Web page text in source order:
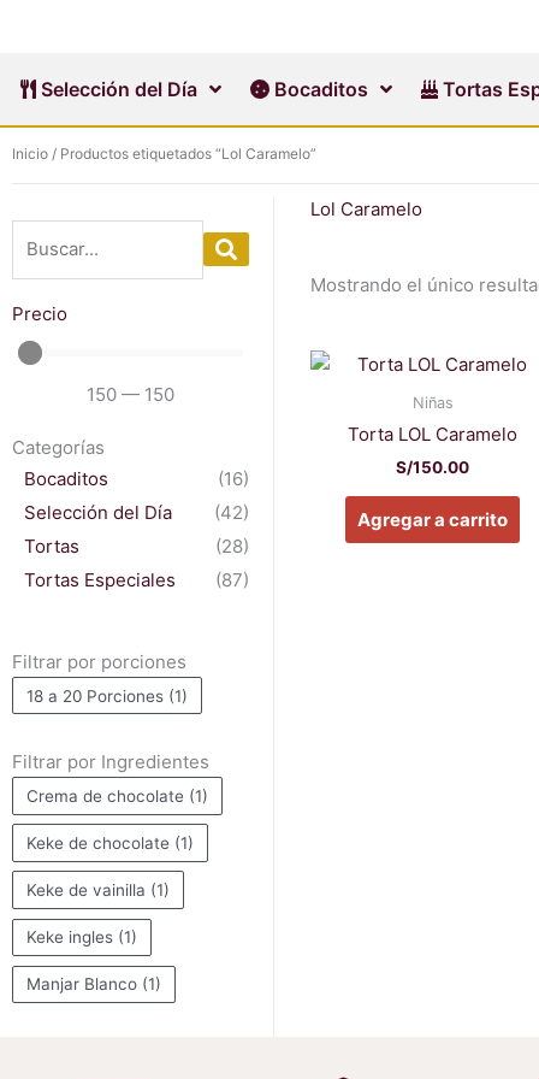
Selección del Día Bocaditos Tortas
Inicio / Productos etiquetados “Lol Caramelo”
Precio
150 — 150
Categorías
Bocaditos
(16)
Selección del Día
(42)
Tortas
(28)
Tortas Especiales
(87)
Filtrar por porciones
18 a 20 Porciones (1)
Filtrar por Ingredientes
Crema de chocolate (1)
Keke de chocolate (1)
Keke de vainilla (1)
Keke ingles (1)
Manjar Blanco (1)
Lol Caramelo
Mostrando el único
Niñas
Torta LOL Caramelo
S/150.00
Agregar a carrito